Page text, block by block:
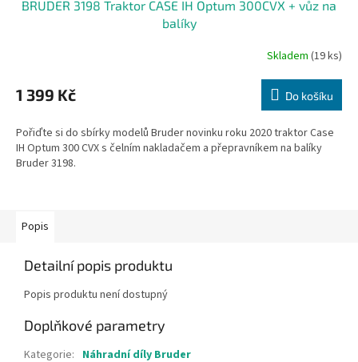
BRUDER 3198 Traktor CASE IH Optum 300CVX + vůz na
balíky
Skladem (19 ks)
1 399 Kč Do košíku
Pořiďte si do sbírky modelů Bruder novinku roku 2020 traktor Case
IH Optum 300 CVX s čelním nakladačem a přepravníkem na balíky
Bruder 3198.
Popis
Detailní popis produktu
Popis produktu není dostupný
Doplňkové parametry
Kategorie: Náhradní díly Bruder